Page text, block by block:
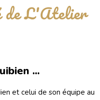
de L'Atelier
...
et celui de son équipe au